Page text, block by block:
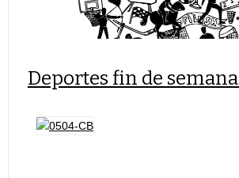
Deportes fin de